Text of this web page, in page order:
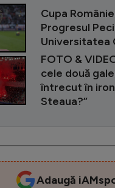
Cupa
Progresul
Universitatea
FOTO &
cele două
întrecut în
Steaua?”
Adaugă